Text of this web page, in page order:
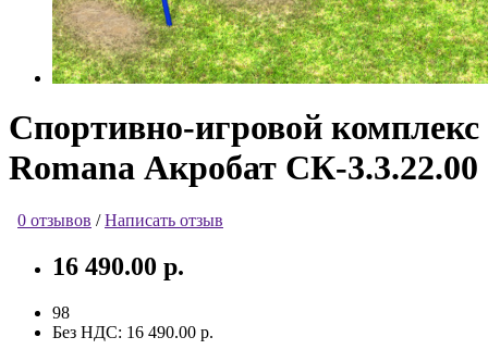
Спортивно-игровой комплекс
Romana Акробат СК-3.3.22.00
0 отзывов /Написать отзыв
16 490.00 р.
98
Без НДС: 16 490.00 р.